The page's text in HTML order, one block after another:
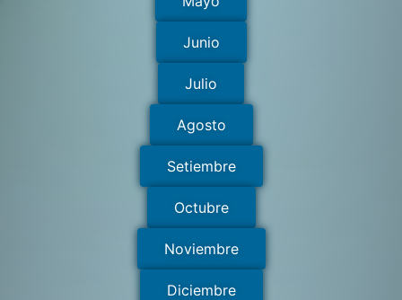
Junio
Julio
Agosto
Setiembre
Octubre
Noviembre
Diciembre